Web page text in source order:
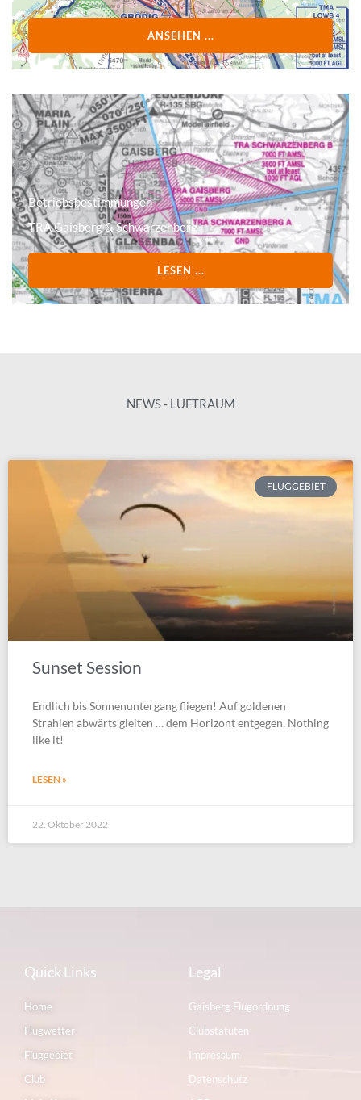
ANSEHEN ...
Betriebsbestimmungen
TRA Gaisberg & Schwarzenberg
LESEN ...
NEWS - LUFTRAUM
FLUGGEBIET
Sunset Session
Endlich bis Sonnenuntergang fliegen! Auf goldenen
Strahlen abwärts gleiten … dem Horizont entgegen. Nothing
like it!
LESEN »
22. Oktober 2022
Quick Links
Home
Flugwetter
Fluggebiet
Club
Legal
Gaisberg Flugordnung
Clubstatuten
Impressum
Datenschutz